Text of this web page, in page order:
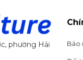
phường Hải
Bảo